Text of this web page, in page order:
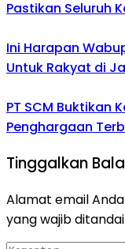
Pastikan Seluruh
Ini Harapan
Untuk Rakyat di
PT SCM Buktikan
Penghargaan
Tinggalkan
Alamat email
yang wajib ditandai